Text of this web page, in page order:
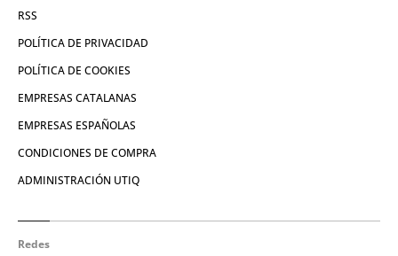
RSS
POLÍTICA DE PRIVACIDAD
POLÍTICA DE COOKIES
EMPRESAS CATALANAS
EMPRESAS ESPAÑOLAS
CONDICIONES DE COMPRA
ADMINISTRACIÓN UTIQ
Redes